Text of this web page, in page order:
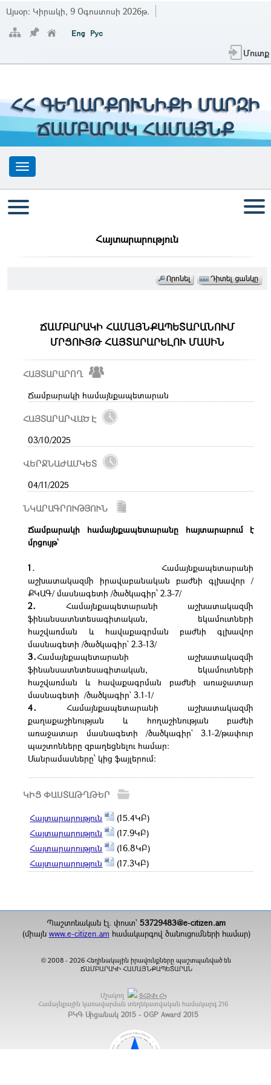
Այսօր: Կիրակի, 9 Օգոստոսի 2026թ.
Մուտք
ՀՀ ԳԵՂԱՐՔՈՒՆԻՔԻ ՄԱՐԶԻ
ՃԱՄԲԱՐԱԿ ՀԱՄԱՅՆՔ
Հայտարարություն
ՃԱՄԲԱՐԱԿԻ ՀԱՄԱՅՆՔԱՊԵՏԱՐԱՆՈՒՄ
ՄՐՑՈՒՅԹ ՀԱՅՏԱՐԱՐԵԼՈՒ ՄԱՍԻՆ
ՀԱՅՏԱՐԱՐՈՂ
Ճամբարակի համայնքապետարան
ՀԱՅՏԱՐԱՐՎԱԾ Է
03/10/2025
ՎԵՐՋՆԱԺԱՄԿԵՏ
04/11/2025
ՆԿԱՐԱԳՐՈՒԹՅՈՒՆ
Ճամբարակի համայնքապետարանը հայտարարում է
մրցույթ`
1 ․ Համայնքապետարանի
աշխատակազմի իրավաբանական բաժնիգլխավոր /
ՔԿԱԳ/ մասնագետի /ծածկագիր՝ 2.3-7/
2․Համայնքապետարանի աշխատակազմի
ֆինանսատնտեսագիտական, եկամուտների
հաշվառման և հավաքագրման բաժնի գլխավոր
մասնագետի /ծածկագիր` 2.3-13/
3․Համայնքապետարանի
աշխատակազմի
ֆինանսատնտեսագիտական, եկամուտների
հաշվառման և հավաքագրման բաժնի առաջատար
մասնագետի /ծածկագիր` 3.1-1/
4․
Համայնքապետարանի աշխատակազմի
քաղաքաշինության և հողաշինության բաժնի
առաջատար մասնագետի /ծածկագիր` 3.1-2/թափուր
պաշտոնները զբաղեցնելու համար։
Մանրամասները՝ կից ֆայլերում։
ԿԻՑ ՓԱՍՏԱԹՂԹԵՐ
Հայտարարություն
(15.4ԿԲ)
Հայտարարություն
(17.9ԿԲ)
Հայտարարություն
(16.8ԿԲ)
Հայտարարություն
(17.3ԿԲ)
Պաշտոնական էլ. փոստ`53729483@e-citizen.am
(միայն www.e-citizen.am համակարգով ծանուցումների համար)
© 2008 -2026 Հեղինակային իրավունքները պաշտպանված են
ՃԱՄԲԱՐԱԿԻ ՀԱՄԱՅՆՔԱՊԵՏԱՐԱՆ
Մշակող ՏՀԶՎԿ ՀԿ
Համայնքային կառավարման տեղեկատվական համակարգ 216
ԲԿԳ Մրցանակ 2015 - OGP Award 2015